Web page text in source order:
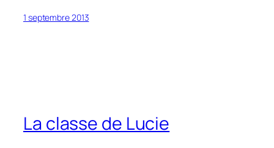
1 septembre 2013
La classe de Lucie